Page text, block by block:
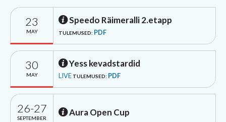
23
MAY
Speedo Räimeralli 2.etapp
TULEMUSED: PDF
30
MAY
Yess kevadstardid
LIVE TULEMUSED: PDF
26-27
SEPTEMBER
Aura Open Cup